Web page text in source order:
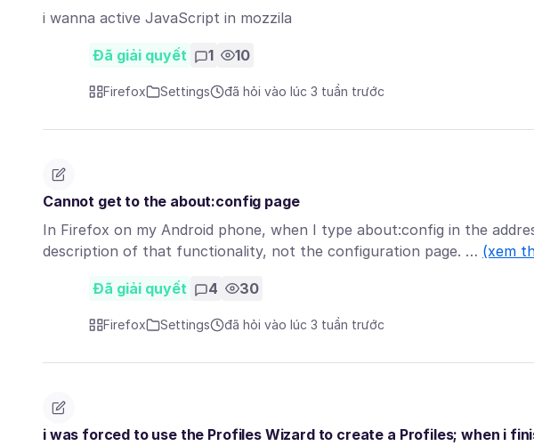
i wanna active JavaScript in mozzila
Đã giải quyết 1 10
Firefox Settings đã hỏi vào lúc 3 tuần trước
Cannot get to the about:config page
In Firefox on my Android phone, when I type about:config in the
description of that functionality, not the configuration page. … (xem
Đã giải quyết 4 30
Firefox Settings đã hỏi vào lúc 3 tuần trước
i was forced to use the Profiles Wizard to create a Profiles; when i